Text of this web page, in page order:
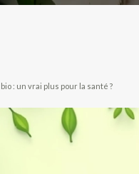
: un vrai plus pour la santé ?